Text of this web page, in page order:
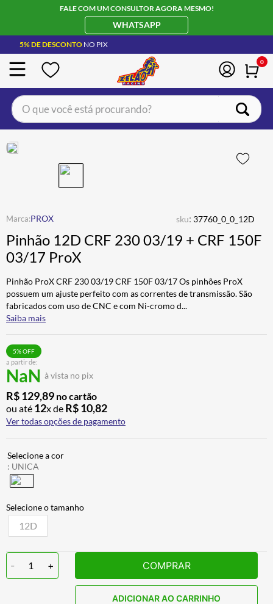
FALE COM UM CONSULTOR AGORA MESMO!
WHATSAPP
5% DE DESCONTO NO PIX
0
O que você está procurando?
PROX sku: 37760_0_0_12D
Pinhão 12D CRF 230 03/19 + CRF 150F
03/17 ProX
Pinhão ProX CRF 230 03/19 CRF 150F 03/17 Os pinhões ProX
possuem um ajuste perfeito com as correntes de transmissão. São
fabricados com uso de CNC e com Ni-cromo d...
Saiba mais
a partir de:
NaN à vista no pix
5% OFF
R$129,89 no cartão
ou até 12x de R$10,82
Ver todas opções de pagamento
: UNICA
12D
- 1 + COMPRAR
ADICIONAR AO CARRINHO
BOTA
4º ÓCULOS SOLAR
5º LUVA
6 º BAU
7º ALPINESTAR
8º AIROH
9º CALÇA
10º